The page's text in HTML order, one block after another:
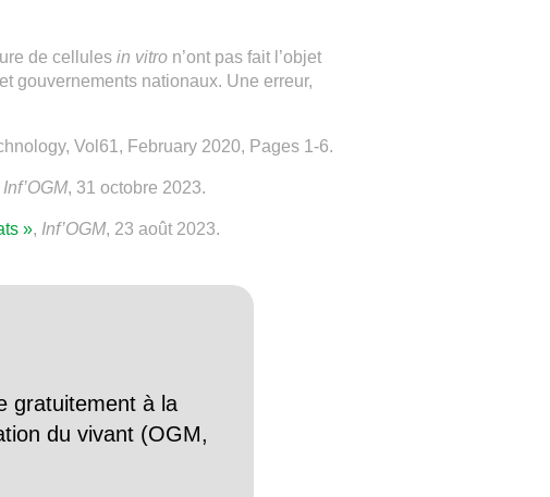
de cellulesin vitro n’ont pas fait l’objet
gouvernements nationaux. Une erreur,
Vol61, February 2020, Pages 1-6.
Inf’OGM, 31 octobre 2023.
», Inf’OGM, 23 août 2023.
gratuitement à la
du vivant (OGM,